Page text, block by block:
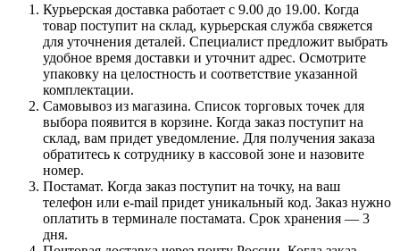
Курьерская доставка работает с 9.00 до 19.00. Когда
товар поступит на склад, курьерская служба свяжется
для уточнения деталей. Специалист предложит выбрать
удобное время доставки и уточнит адрес. Осмотрите
упаковку на целостность и соответствие указанной
комплектации.
Самовывоз из магазина. Список торговых точек для
выбора появится в корзине. Когда заказ поступит на
склад, вам придет уведомление. Для получения заказа
обратитесь к сотруднику в кассовой зоне и назовите
номер.
Постамат. Когда заказ поступит на точку, на ваш
телефон или e-mail придет уникальный код. Заказ нужно
оплатить в терминале постамата. Срок хранения — 3
дня.